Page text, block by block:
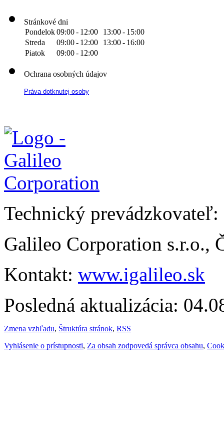
Stránkové dni
Pondelok09:00- 12:00 13:00- 15:00
Streda
09:00- 12:00 13:00- 16:00
Piatok
09:00- 12:00
Ochrana osobných údajov
Práva dotknutej osoby
Technický prevádzkovateľ:
Galileo Corporation s.r.o.,
Kontakt: www.igalileo.sk
Posledná aktualizácia:
Zmena vzhľadu, Štruktúra stránok, RSS
Vyhlásenie o prístupnosti, Za obsah zodpovedá správca obsahu,